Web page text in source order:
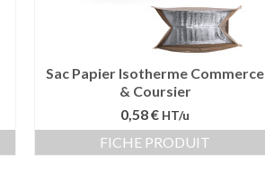
Sac Papier Isotherme Commerce
& Coursier
0,58 € HT/u
FICHE PRODUIT